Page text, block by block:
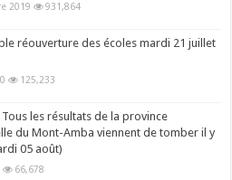
2019 931,864
réouverture des écoles mardi 21 juillet
125,233
Tous les résultats de la province
du Mont-Amba viennent de tomber il y
05 août)
66,678